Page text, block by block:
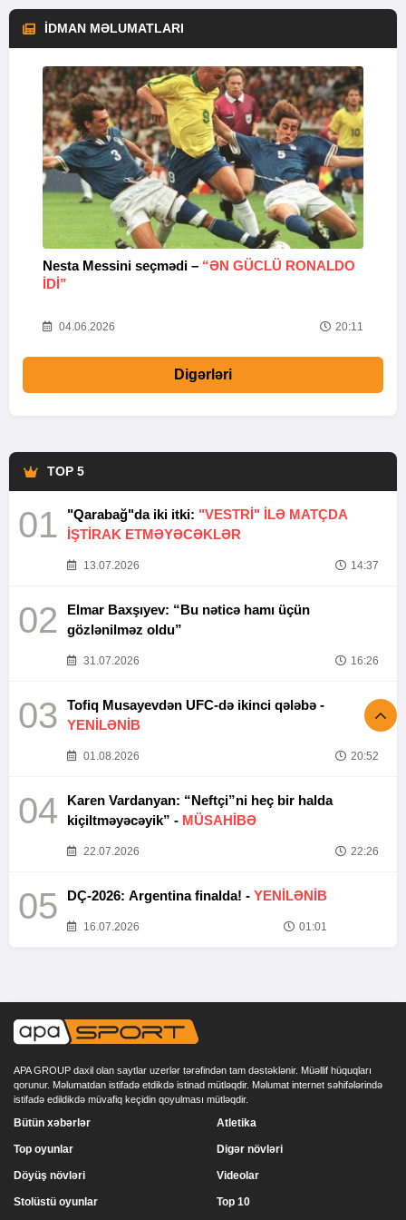
İDMAN MƏLUMATLARI
Nesta Messini seçmədi – “ƏN GÜCLÜ RONALDO
IDI”
04.06.2026 20:11
Digərləri
TOP 5
01 "Qarabağ"da iki itki: "VESTRİ" İLƏ MATÇDA
İŞTİRAK ETMƏYƏCƏKLƏR
13.07.2026 14:37
02
Elmar Baxşıyev: “Bu nəticə hamı üçün
gözlənilməz oldu”
31.07.2026 16:26
03
Tofiq Musayevdən UFC-də ikinci qələbə -
YENİLƏNİB
01.08.2026 20:52
04
Karen Vardanyan: “Neftçi”ni heç bir halda
kiçiltməyəcəyik” - MÜSAHİBƏ
22.07.2026 22:26
05 DÇ-2026: Argentina finalda! - YENİLƏNİB
16.07.2026 01:01
APA GROUP daxil olan saytlar uzerlər tərəfindən tam dəstəklənir. Müəllif hüquqları
qorunur. Məlumatdan istifadə etdikdə istinad mütləqdir. Məlumat internet səhifələrində
istifadə edildikdə müvafiq keçidin qoyulması mütləqdir.
Bütün xəbərlər
Top oyunlar
Döyüş növləri
Stolüstü oyunlar
Atletika
Digər növləri
Videolar
Top 10